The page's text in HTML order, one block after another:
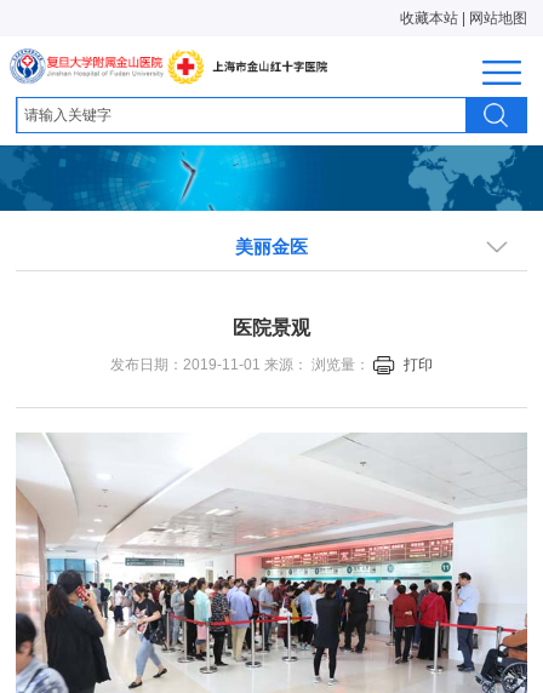
收藏本站 网站地图
美丽金医
医院景观
发布日期：2019-11-01 来源： 浏览量： 打印